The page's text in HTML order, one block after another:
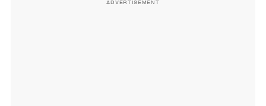
ADVERTISEMENT